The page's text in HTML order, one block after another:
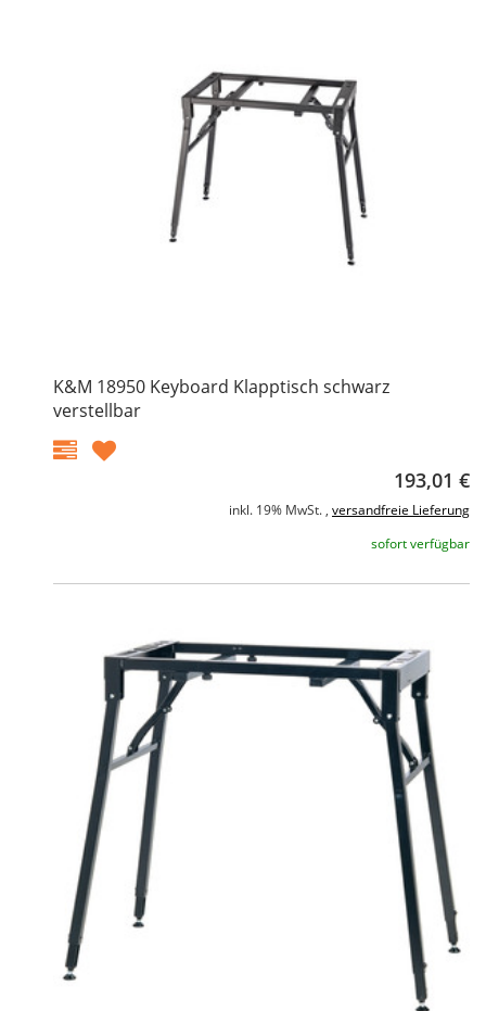
K&M 18950 Keyboard Klapptisch schwarz
verstellbar
193,01 €
inkl. 19% MwSt. , versandfreie Lieferung
sofort verfügbar